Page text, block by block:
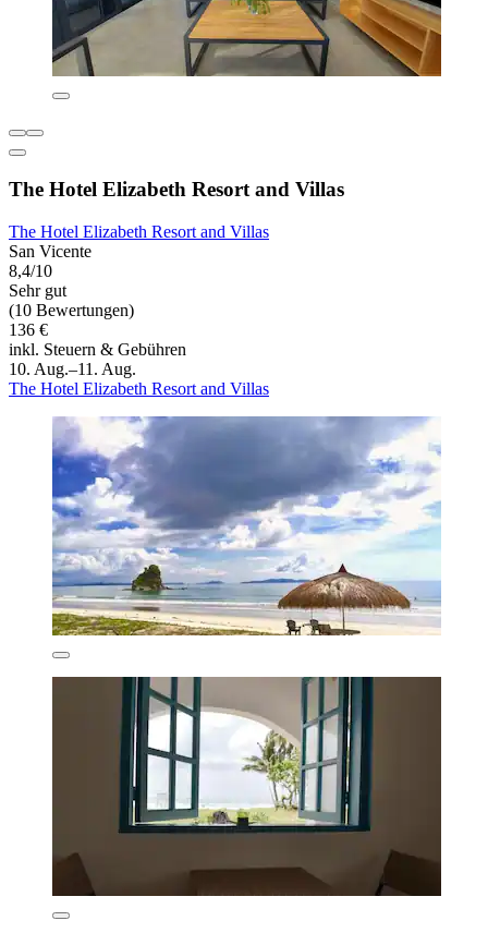
The Hotel Elizabeth Resort and Villas
The Hotel Elizabeth Resort and Villas
San Vicente
8,4/10
Sehr gut
(10 Bewertungen)
136 €
inkl. Steuern & Gebühren
10. Aug.–11. Aug.
The Hotel Elizabeth Resort and Villas